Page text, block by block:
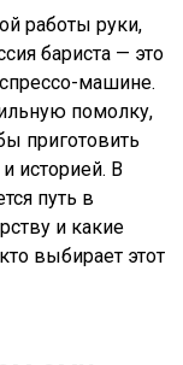
работы руки,
бариста — это
машине.
помолку,
приготовить
историей. В
путь в
и какие
выбирает этот